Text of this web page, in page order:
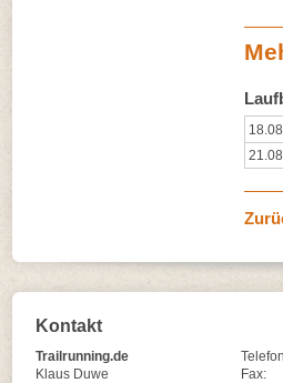
Kontakt
Trailrunning.de
Klaus Duwe
Fax: